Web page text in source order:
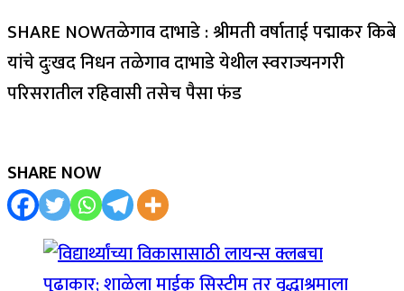
SHARE NOWतळेगाव दाभाडे : श्रीमती वर्षाताई पद्माकर किबे
यांचे दुःखद निधन तळेगाव दाभाडे येथील स्वराज्यनगरी
परिसरातील रहिवासी तसेच पैसा फंड
SHARE NOW